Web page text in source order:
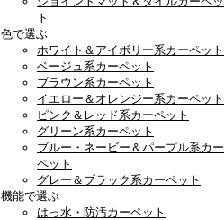
ト
色で選ぶ
ホワイト＆アイボリー系カーペット
ベージュ系カーペット
ブラウン系カーペット
イエロー＆オレンジー系カーペット
ピンク＆レッド系カーペット
グリーン系カーペット
ブルー・ネービー＆パープル系カー
ペット
グレー＆ブラック系カーペット
機能で選ぶ
はっ水・防汚カーペット